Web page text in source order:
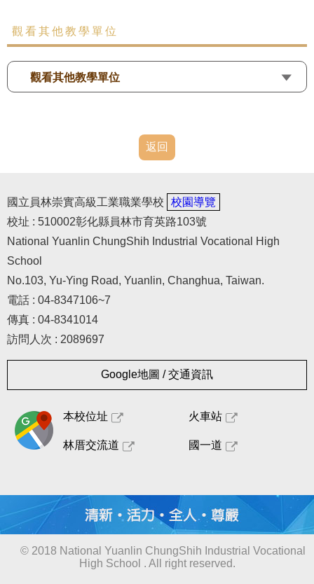
觀看其他教學單位
觀看其他教學單位
返回
國立員林崇實高級工業職業學校
校園導覽
校址 : 510002彰化縣員林市育英路103號
National Yuanlin ChungShih Industrial Vocational High
School
No.103, Yu-Ying Road, Yuanlin, Changhua, Taiwan.
電話 : 04-8347106~7
傳真 : 04-8341014
訪問人次 : 2089697
Google地圖 / 交通資訊
本校位址 火車站
林厝交流道 國一道
© 2018 National Yuanlin ChungShih Industrial Vocational
High School . All right reserved.